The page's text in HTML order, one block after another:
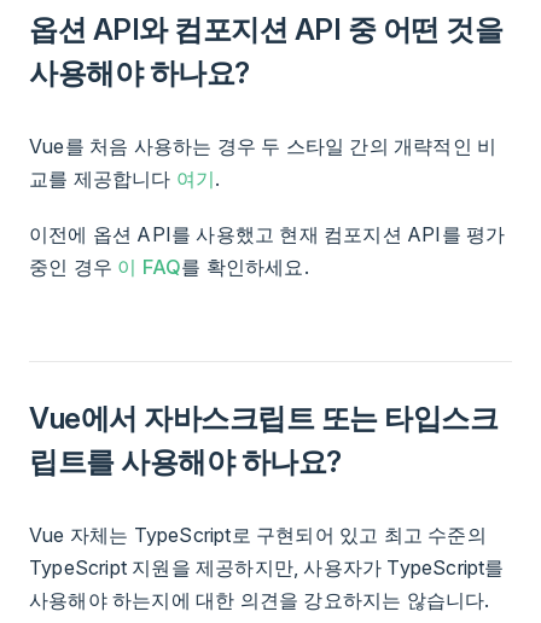
옵션 API와 컴포지션 API 중 어떤 것을
사용해야 하나요?
Vue를 처음 사용하는 경우 두 스타일 간의 개략적인 비
교를 제공합니다 여기.
이전에 옵션 API를 사용했고 현재 컴포지션 API를 평가
중인 경우 이 FAQ를 확인하세요.
Vue에서 자바스크립트 또는 타입스크
립트를 사용해야 하나요?
Vue 자체는 TypeScript로 구현되어 있고 최고 수준의
TypeScript 지원을 제공하지만, 사용자가 TypeScript를
사용해야 하는지에 대한 의견을 강요하지는 않습니다.